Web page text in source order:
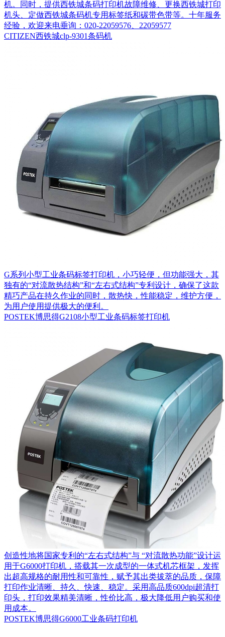
机。同时，提供西铁城条码打印机故障维修、更换西铁城打印
机头、定做西铁城条码机专用标签纸和碳带色带等。十年服务
经验，欢迎来电垂询：020-22059576、22059577
CITIZEN西铁城clp-9301条码机
G系列小型工业条码标签打印机，小巧轻便，但功能强大，其
独有的“对流散热结构”和“左右式结构”专利设计，确保了这款
精巧产品在持久作业的同时，散热快，性能稳定，维护方便，
为用户使用提供极大的便利。
POSTEK博思得G2108小型工业条码标签打印机
创造性地将国家专利的“左右式结构”与 “对流散热功能”设计运
用于G6000打印机，搭载其一次成型的一体式机芯框架，发挥
出超高规格的耐用性和可靠性，赋予其出类拔萃的品质，保障
打印作业清晰、持久、快速、稳定。采用高品质600dpi超清打
印头，打印效果精美清晰，性价比高，极大降低用户购买和使
用成本。
POSTEK博思得G6000工业条码打印机